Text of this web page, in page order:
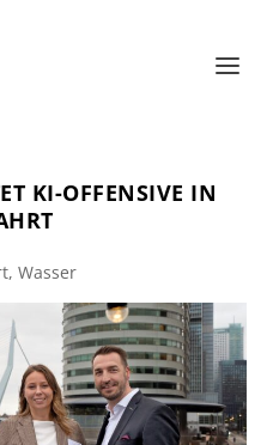
KI-OFFENSIVE IN
,Wasser